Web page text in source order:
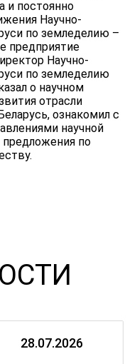
и постоянно
Научно-
по земледелию –
предприятие
Научно-
по земледелию
о научном
отрасли
ознакомил с
научной
предложения по
28.07.2026